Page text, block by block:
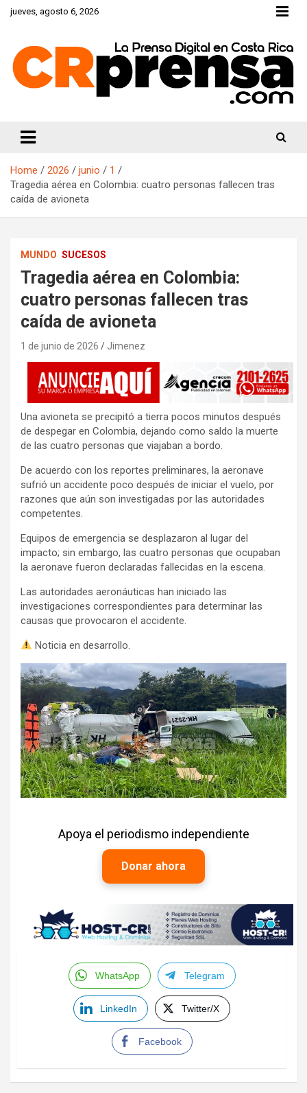
Skipjueves, agosto 6, 2026
Home 2026 junio
1
Tragedia aérea en Colombia: cuatro personas fallecen tras
caída de avioneta
MUNDO SUCESOS
Tragedia aérea en Colombia:
cuatro personas fallecen tras
caída de avioneta
1 de junio de 2026 Jimenez
Una avioneta se precipitó a tierra pocos minutos después
de despegar en Colombia, dejando como saldo la muerte
de las cuatro personas que viajaban a bordo.
De acuerdo con los reportes preliminares, la aeronave
sufrió un accidente poco después de iniciar el vuelo, por
razones que aún son investigadas por las autoridades
competentes.
Equipos de emergencia se desplazaron al lugar del
impacto; sin embargo, las cuatro personas que ocupaban
la aeronave fueron declaradas fallecidas en la escena.
Las autoridades aeronáuticas han iniciado las
investigaciones correspondientes para determinar las
causas que provocaron el accidente.
Noticia en desarrollo.
Apoya el periodismo independiente
Donar ahora
WhatsApp Telegram
LinkedIn Twitter/X
Facebook